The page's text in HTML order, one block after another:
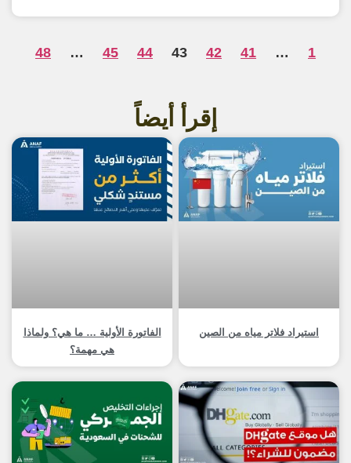
1
…
41
42
43
44
45
…
48
إقرأ أيضاً
استيراد فلاتر مياه من الصين
الفاتورة الأولية … ما هي؟ ولماذا
هي مهمة؟